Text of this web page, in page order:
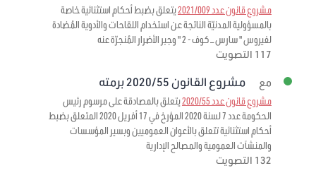
مشروع قانون عدد 2021/009
يتعلق بضبط أحكام استثنائية خاصة
بالمسؤولية المدنيّة الناتجة عن استخدام اللقاحات والأدوية المُضادة
لفيروس " سارس – كوف - 2 " وجبر الأضرار المُنجرّة عنه
117 التصويت
مع مشروع القانون 2020/55 برمته
مشروع قانون عدد 2020/55
يتعلق بالمصادقة على مرسوم رئيس
الحكومة عدد 7 لسنة 2020 المؤرخ في 17 أفريل 2020 المتعلق بضبط
أحكام استثنائية تتعلق بالأعوان العموميين وبسير المؤسسات
والمنشآت العمومية والمصالح الإدارية
132 التصويت